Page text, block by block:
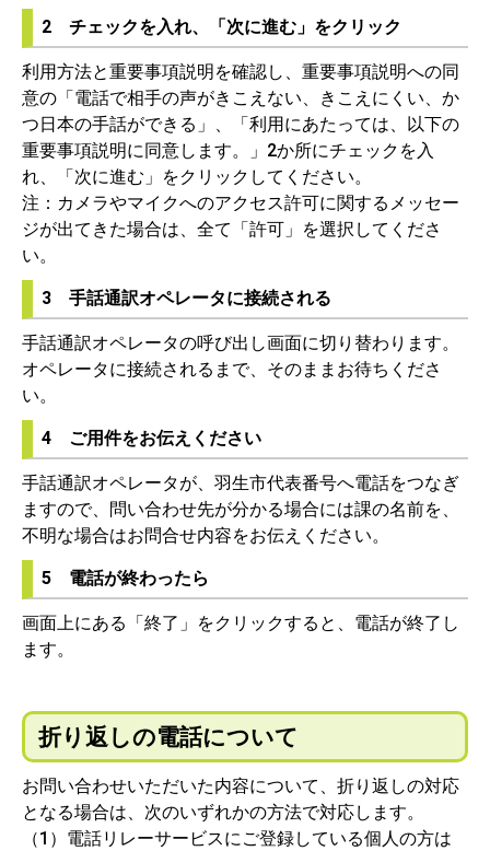
2 チェックを入れ、「次に進む」をクリック
利用方法と重要事項説明を確認し、重要事項説明への同
意の「電話で相手の声がきこえない、きこえにくい、か
つ日本の手話ができる」、「利用にあたっては、以下の
重要事項説明に同意します。」2か所にチェックを入
れ、「次に進む」をクリックしてください。
注：カメラやマイクへのアクセス許可に関するメッセー
ジが出てきた場合は、全て「許可」を選択してくださ
い。
3 手話通訳オペレータに接続される
手話通訳オペレータの呼び出し画面に切り替わります。
オペレータに接続されるまで、そのままお待ちくださ
い。
4 ご用件をお伝えください
手話通訳オペレータが、羽生市代表番号へ電話をつなぎ
ますので、問い合わせ先が分かる場合には課の名前を、
不明な場合はお問合せ内容をお伝えください。
5 電話が終わったら
画面上にある「終了」をクリックすると、電話が終了し
ます。
折り返しの電話について
お問い合わせいただいた内容について、折り返しの対応
となる場合は、次のいずれかの方法で対応します。
（1）電話リレーサービスにご登録している個人の方は